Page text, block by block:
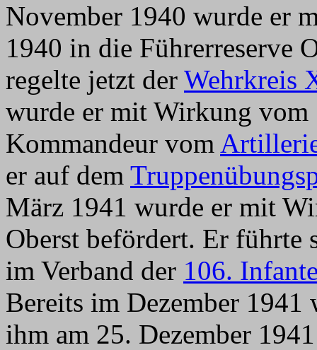
November 1940 wurde er
1940 in die Führerreserve
regelte jetzt der Wehrkreis
wurde er mit Wirkung vom
Kommandeur vom
er auf dem
März 1941 wurde er mit
Oberst befördert. Er führte
im Verband der 106.
Bereits im Dezember
ihm am 25. Dezember